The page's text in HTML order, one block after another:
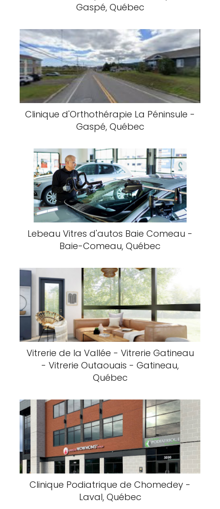
Gaspé, Québec
Clinique d'Orthothérapie La Péninsule -
Gaspé, Québec
Lebeau Vitres d'autos Baie Comeau -
Baie-Comeau, Québec
Vitrerie de la Vallée - Vitrerie Gatineau
- Vitrerie Outaouais - Gatineau,
Québec
Clinique Podiatrique de Chomedey -
Laval, Québec